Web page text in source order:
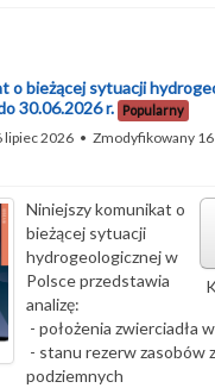
o bieżącej sytuacji
30.06.2026 r.
Popularny
lipiec 2026 Zmodyfikowany
Niniejszy komunikat o
bieżącej sytuacji
hydrogeologicznej w
Polsce przedstawia
analizę:
- położenia zwierciadła
- stanu rezerw zasobów
podziemnych